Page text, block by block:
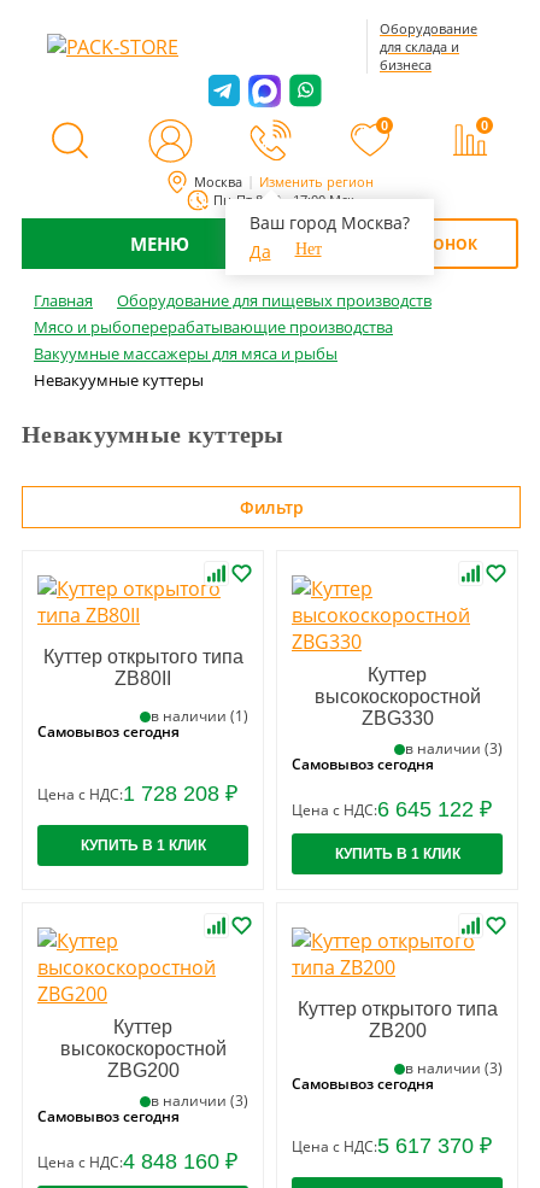
Москва Изменить регион
Ваш город Москва?
Да
Нет
Пн-Пт 8:00 - 17:00 Мск
Оборудование
для склада и
бизнеса
0 0
МЕНЮ ОБРАТНЫЙ ЗВОНОК
Главная
Оборудование для пищевых производств
Мясо и рыбоперерабатывающие производства
Вакуумные массажеры для мяса и рыбы
Невакуумные куттеры
Невакуумные куттеры
Фильтр
Куттер открытого типа
ZB80II
в наличии (1)
Самовывоз сегодня
Цена с НДС:1 728 208 ₽
КУПИТЬ В 1 КЛИК
Куттер
высокоскоростной
ZBG330
в наличии (3)
Самовывоз сегодня
Цена с НДС:6 645 122 ₽
КУПИТЬ В 1 КЛИК
Куттер
высокоскоростной
ZBG200
в наличии (3)
Самовывоз сегодня
Цена с НДС:4 848 160 ₽
Куттер открытого типа
ZB200
в наличии (3)
Самовывоз сегодня
Цена с НДС:5 617 370 ₽